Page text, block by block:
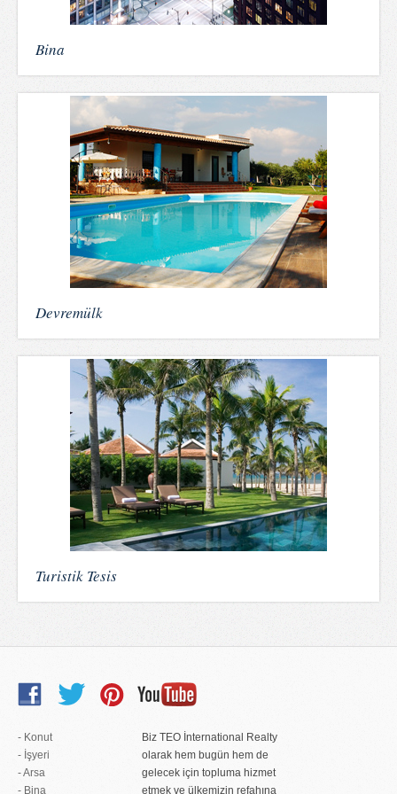
Bina
Devremülk
Turistik Tesis
- Konut
- İşyeri
- Arsa
- Bina
Biz TEO İnternational Realty
olarak hem bugün hem de
gelecek için topluma hizmet
etmek ve ülkemizin refahına